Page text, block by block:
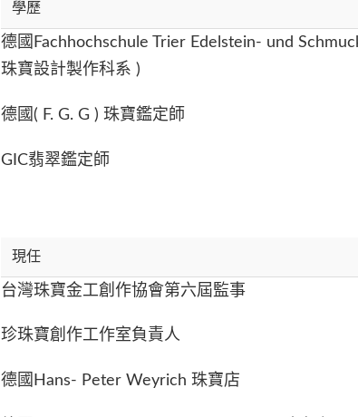
學歷
德國Fachhochschule Trier Edelstein- und
珠寶設計製作科系 )
德國( F. G. G ) 珠寶鑑定師
GIC翡翠鑑定師
現任
台灣珠寶金工創作協會第六屆監事
珍珠寶創作工作室負責人
德國Hans- Peter Weyrich 珠寶店